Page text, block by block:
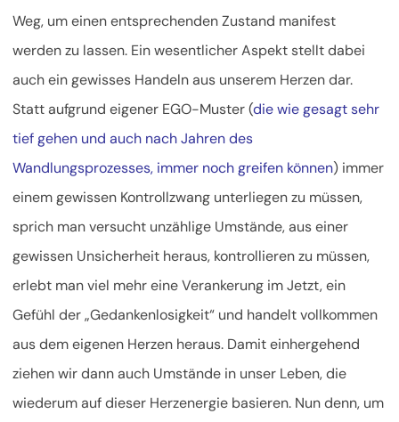
Weg, um einen entsprechenden Zustand manifest
werden zu lassen. Ein wesentlicher Aspekt stellt dabei
auch ein gewisses Handeln aus unserem Herzen dar.
Statt aufgrund eigener EGO-Muster (die wie gesagt sehr
tief gehen und auch nach Jahren des
Wandlungsprozesses, immer noch greifen können) immer
einem gewissen Kontrollzwang unterliegen zu müssen,
sprich man versucht unzählige Umstände, aus einer
gewissen Unsicherheit heraus, kontrollieren zu müssen,
erlebt man viel mehr eine Verankerung im Jetzt, ein
Gefühl der „Gedankenlosigkeit“ und handelt vollkommen
aus dem eigenen Herzen heraus. Damit einhergehend
ziehen wir dann auch Umstände in unser Leben, die
wiederum auf dieser Herzenergie basieren. Nun denn, um